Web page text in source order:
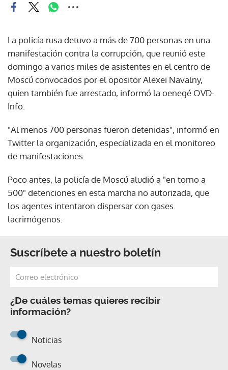
La policía rusa detuvo a más de 700 personas en una
manifestación contra la corrupción, que reunió este
domingo a varios miles de asistentes en el centro de
Moscú convocados por el opositor Alexei Navalny,
quien también fue arrestado, informó la oenegé OVD-
Info.
"Al menos 700 personas fueron detenidas", informó en
Twitter la organización, especializada en el monitoreo
de manifestaciones.
Poco antes, la policía de Moscú aludió a "en torno a
500" detenciones en esta marcha no autorizada, que
los agentes intentaron dispersar con gases
lacrimógenos.
Suscríbete a nuestro boletín
¿De cuáles temas quieres recibir
información?
Noticias
Novelas